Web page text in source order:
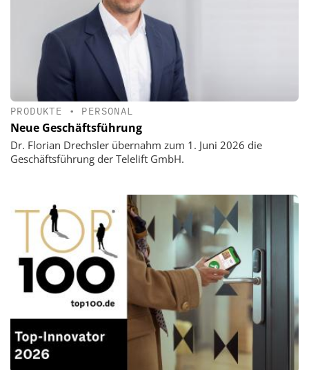
PRODUKTE • PERSONAL
Neue Geschäftsführung
Dr. Florian Drechsler übernahm zum 1. Juni 2026 die
Geschäftsführung der Telelift GmbH.